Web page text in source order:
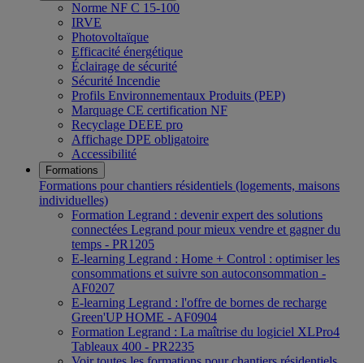
Norme NF C 15-100
IRVE
Photovoltaïque
Efficacité énergétique
Éclairage de sécurité
Sécurité Incendie
Profils Environnementaux Produits (PEP)
Marquage CE certification NF
Recyclage DEEE pro
Affichage DPE obligatoire
Accessibilité
Formations
Formations pour chantiers résidentiels (logements, maisons
individuelles)
Formation Legrand : devenir expert des solutions
connectées Legrand pour mieux vendre et gagner du
temps - PR1205
E-learning Legrand : Home + Control : optimiser les
consommations et suivre son autoconsommation -
AF0207
E-learning Legrand : l'offre de bornes de recharge
Green'UP HOME - AF0904
Formation Legrand : La maîtrise du logiciel XLPro4
Tableaux 400 - PR2235